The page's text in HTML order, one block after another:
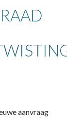
aanvraag